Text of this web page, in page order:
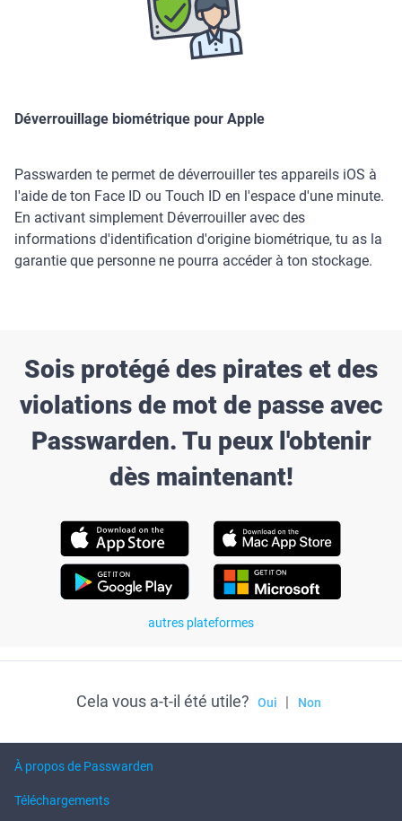
Déverrouillage biométrique pour Apple
Passwarden te permet de déverrouiller tes appareils iOS à
l'aide de ton Face ID ou Touch ID en l'espace d'une minute.
En activant simplement Déverrouiller avec des
informations d'identification d'origine biométrique, tu as la
garantie que personne ne pourra accéder à ton stockage.
Sois protégé des pirates et des
violations de mot de passe avec
Passwarden. Tu peux l'obtenir
dès maintenant!
autres plateformes
Cela vous a-t-il été utile? Oui Non
À propos de Passwarden
Téléchargements